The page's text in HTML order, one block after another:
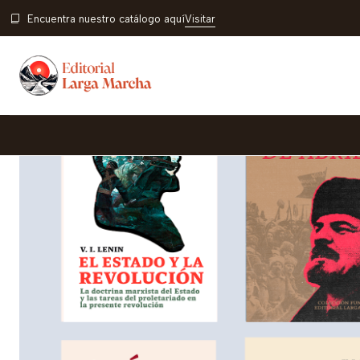
Encuentra nuestro catálogo aquíVisitar